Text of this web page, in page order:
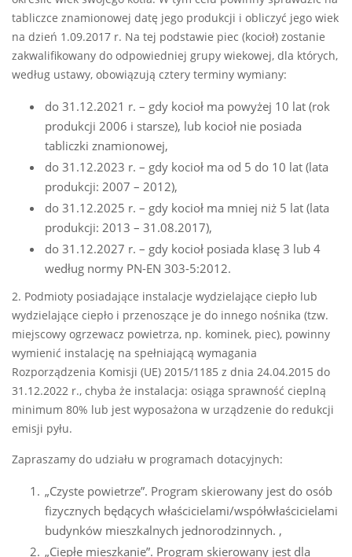
tabliczce znamionowej datę jego produkcji i obliczyć jego wiek
na dzień 1.09.2017 r. Na tej podstawie piec (kocioł) zostanie
zakwalifikowany do odpowiedniej grupy wiekowej, dla których,
według ustawy, obowiązują cztery terminy wymiany:
do 31.12.2021 r. – gdy kocioł ma powyżej 10 lat (rok
produkcji 2006 i starsze), lub kocioł nie posiada
tabliczki znamionowej,
do 31.12.2023 r. – gdy kocioł ma od 5 do 10 lat (lata
produkcji: 2007 – 2012),
do 31.12.2025 r. – gdy kocioł ma mniej niż 5 lat (lata
produkcji: 2013 – 31.08.2017),
do 31.12.2027 r. – gdy kocioł posiada klasę 3 lub 4
według normy PN-EN 303-5:2012.
2. Podmioty posiadające instalacje wydzielające ciepło lub
wydzielające ciepło i przenoszące je do innego nośnika (tzw.
miejscowy ogrzewacz powietrza, np. kominek, piec), powinny
wymienić instalację na spełniającą wymagania
Rozporządzenia Komisji (UE) 2015/1185 z dnia 24.04.2015 do
31.12.2022 r., chyba że instalacja: osiąga sprawność cieplną
minimum 80% lub jest wyposażona w urządzenie do redukcji
emisji pyłu.
Zapraszamy do udziału w programach dotacyjnych:
„Czyste powietrze”. Program skierowany jest do osób
fizycznych będących właścicielami/współwłaścicielami
budynków mieszkalnych jednorodzinnych. ,
„Ciepłe mieszkanie”. Program skierowany jest dla